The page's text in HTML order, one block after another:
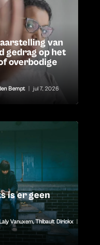
van
gedrag op het
overbodige
Bempt jul 7, 2026
is er geen
Vanuxem,Thibault Dirickx